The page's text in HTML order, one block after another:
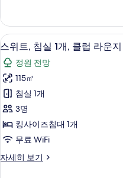
럽
라
운
지
이
용
사
진
모
두
트,
침
실
개,
클
럽
라
운
지
이
용
세
스
위
트,
침
실
1
개,
클
럽
7
스위트, 침실 1개, 클럽 라운
정원 전망
115㎡
침실 1개
3명
킹사이즈침대 1개
무료 WiFi
자세히 보기
스